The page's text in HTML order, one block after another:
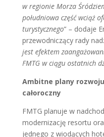
w regionie Morza
południowa część wciąż
turystycznego” – dodaje
przewodniczący rady
jest efektem
FMTG w ciągu ostatnich
Ambitne plany
całoroczny
FMTG planuje w
modernizację resortu
jednego z wiodących